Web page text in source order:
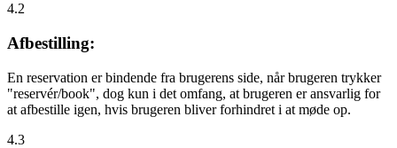
4.2
Afbestilling:
En reservation er bindende fra brugerens side, når brugeren trykker
"reservér/book", dog kun i det omfang, at brugeren er ansvarlig for
at afbestille igen, hvis brugeren bliver forhindret i at møde op.
4.3